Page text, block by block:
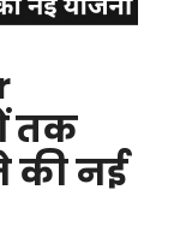
तक
की नई